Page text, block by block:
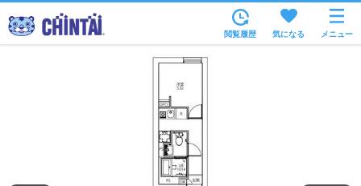
住所から
家賃相場から
通勤通学時間から
物件特集から
閲覧履歴 気になる メニュー